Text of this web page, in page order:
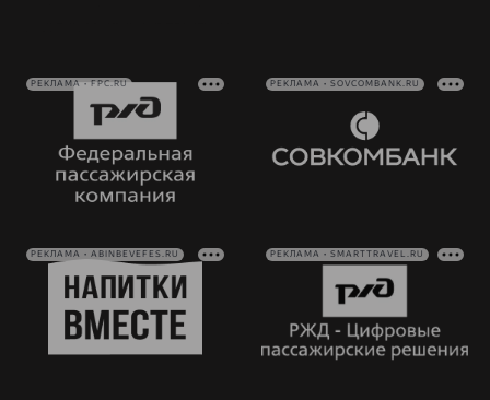
РЕКЛАМА • FPC.RU РЕКЛАМА • SOVCOMBANK.RU
РЕКЛАМА • ABINBEVEFES.RU РЕКЛАМА • SMARTTRAVEL.RU